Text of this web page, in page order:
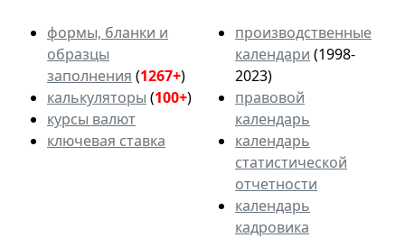
формы, бланки и
образцы
заполнения (1267+)
калькуляторы (100+)
курсы валют
ключевая ставка
производственные
календари (1998-
2023)
правовой
календарь
календарь
статистической
отчетности
календарь
кадровика